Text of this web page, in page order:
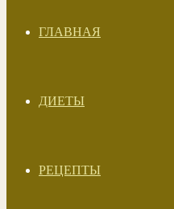
ГЛАВНАЯ
ДИЕТЫ
РЕЦЕПТЫ